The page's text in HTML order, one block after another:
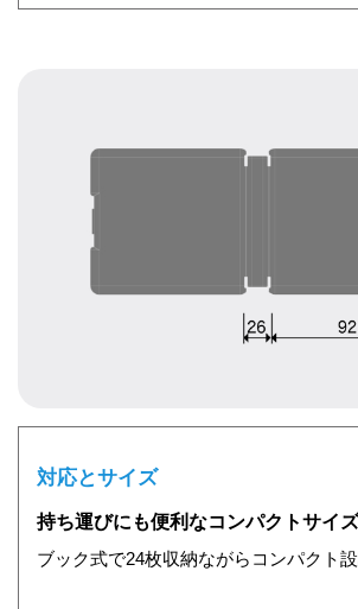
対応とサイズ
持ち運びにも便利なコンパクトサイズ
ブック式で24枚収納ながらコンパクト